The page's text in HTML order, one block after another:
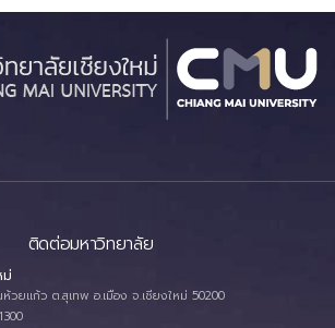
ติดต่อมหาวิทยาลัย
ม่
วยแก้ว ต.สุเทพ อ.เมือง จ.เชียงใหม่ 50200